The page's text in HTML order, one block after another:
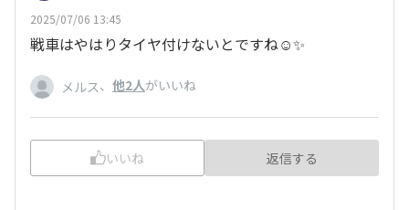
2025/07/06 13:45
戦車はやはりタイヤ付けないとですね☺️✨
メルス、 他2人がいいね
いいね 返信する